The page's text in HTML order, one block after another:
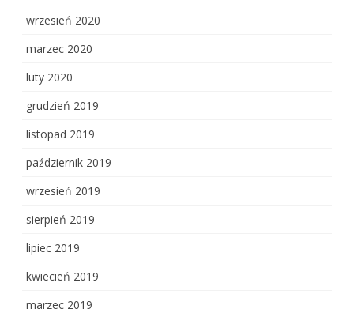
wrzesień 2020
marzec 2020
luty 2020
grudzień 2019
listopad 2019
październik 2019
wrzesień 2019
sierpień 2019
lipiec 2019
kwiecień 2019
marzec 2019